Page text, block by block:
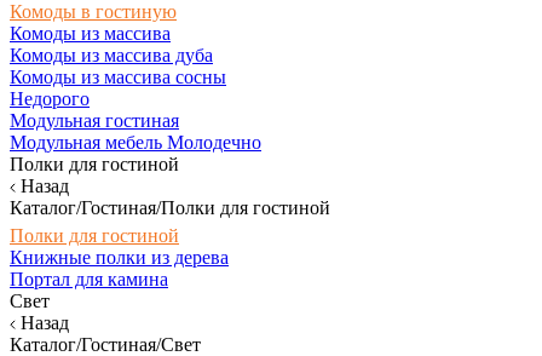
Комоды в гостиную
Комоды из массива
Комоды из массива дуба
Комоды из массива сосны
Недорого
Модульная гостиная
Модульная мебель Молодечно
Полки для гостиной
Назад
Каталог/Гостиная/Полки для гостиной
Полки для гостиной
Книжные полки из дерева
Портал для камина
Свет
Назад
Каталог/Гостиная/Свет